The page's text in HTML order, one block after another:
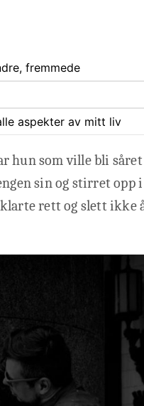
fremmede
aspekter av mitt liv
hun som ville bli
sin og stirret opp
rett og slett ikke